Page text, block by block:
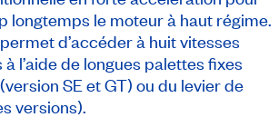
longtemps le moteur à haut régime.
d’accéder à huit vitesses
l’aide de longues palettes fixes
SE et GT) ou du levier de
versions).